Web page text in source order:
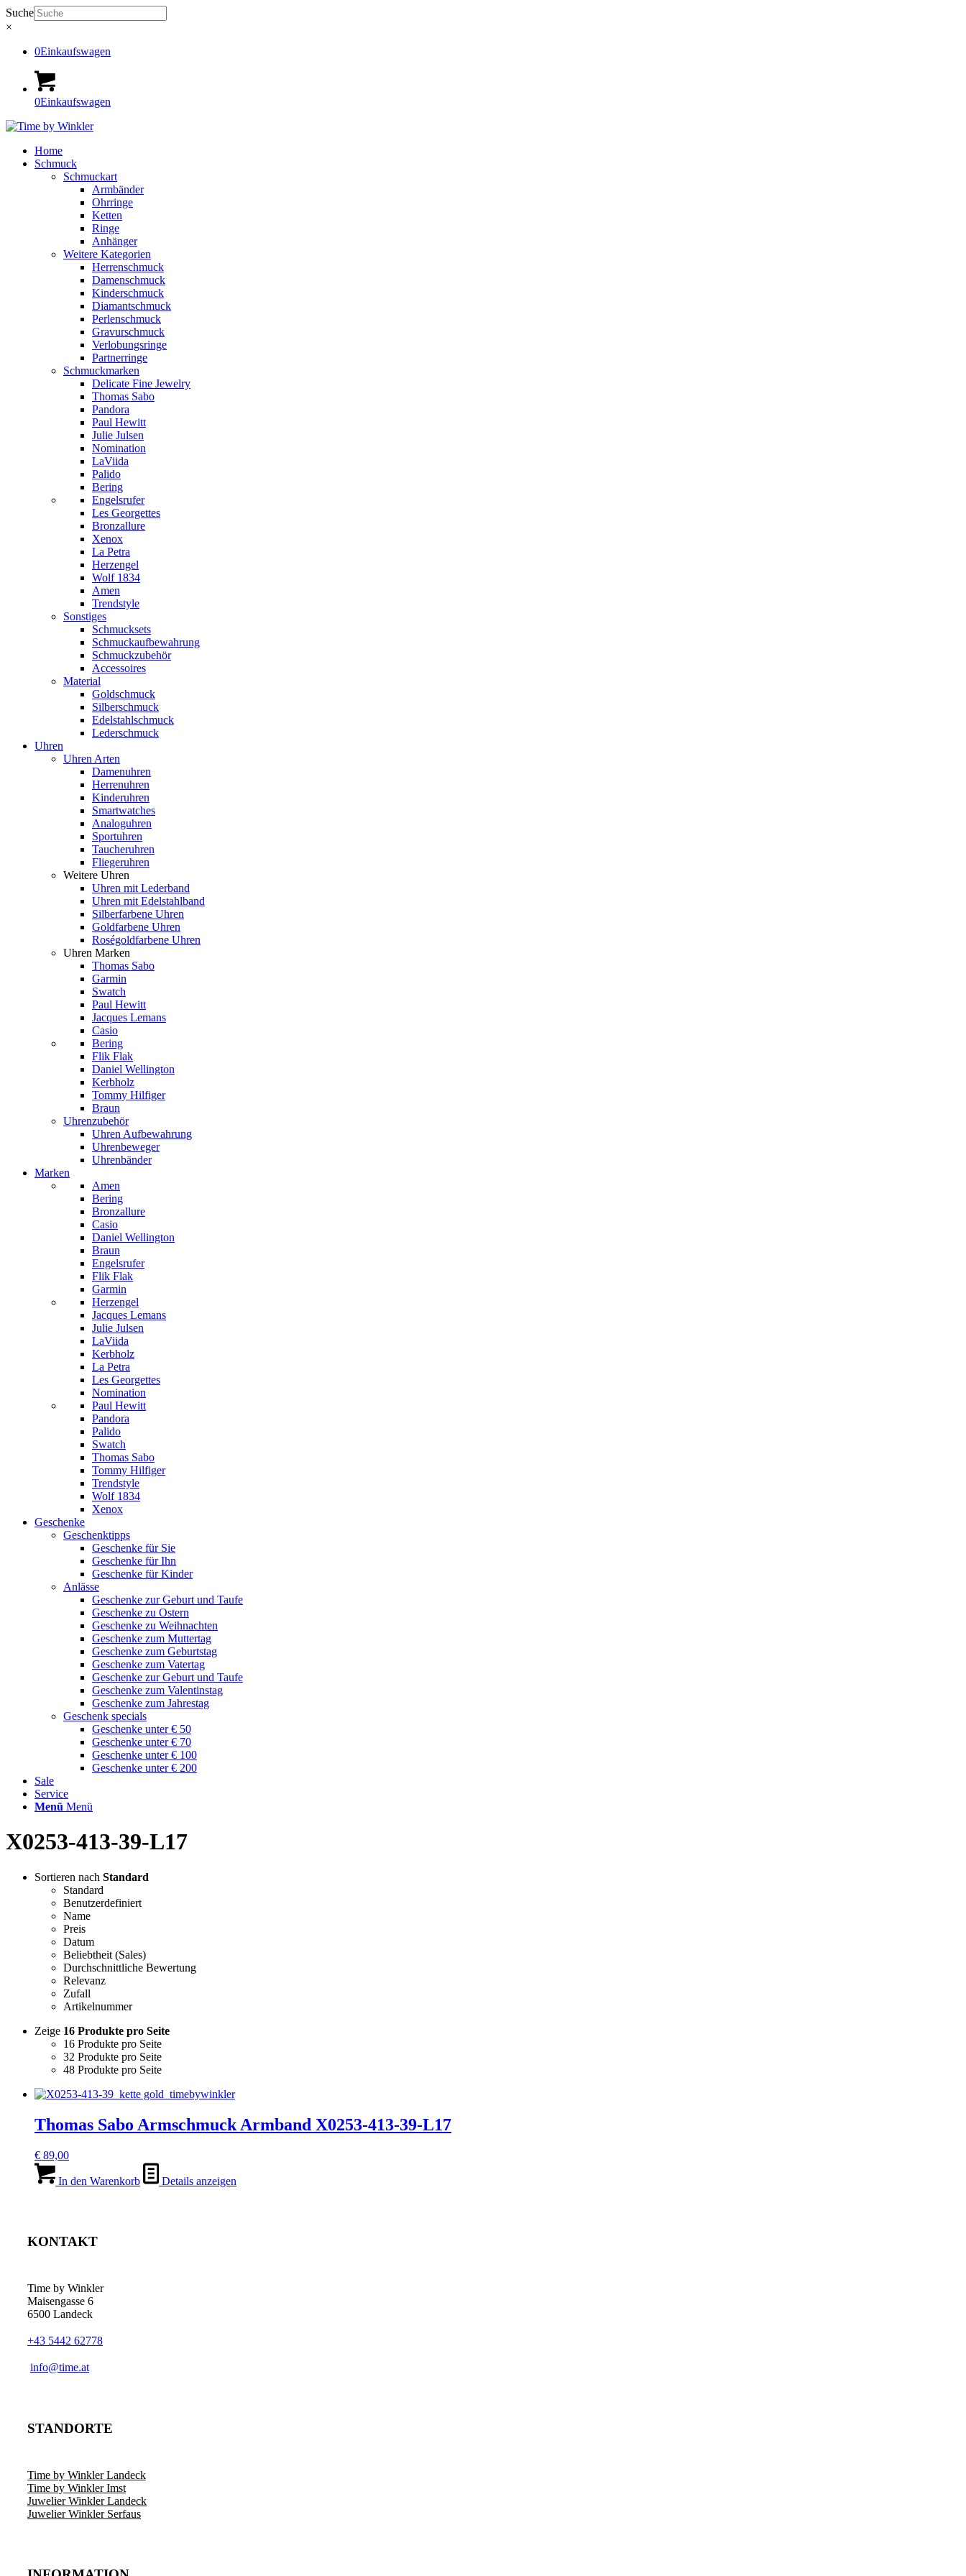
Suche
×
0Einkaufswagen
0Einkaufswagen
Home
Schmuck
Schmuckart
Armbänder
Ohrringe
Ketten
Ringe
Anhänger
Weitere Kategorien
Herrenschmuck
Damenschmuck
Kinderschmuck
Diamantschmuck
Perlenschmuck
Gravurschmuck
Verlobungsringe
Partnerringe
Schmuckmarken
Delicate Fine Jewelry
Thomas Sabo
Pandora
Paul Hewitt
Julie Julsen
Nomination
LaViida
Palido
Bering
Engelsrufer
Les Georgettes
Bronzallure
Xenox
La Petra
Herzengel
Wolf 1834
Amen
Trendstyle
Sonstiges
Schmucksets
Schmuckaufbewahrung
Schmuckzubehör
Accessoires
Material
Goldschmuck
Silberschmuck
Edelstahlschmuck
Lederschmuck
Uhren
Uhren Arten
Damenuhren
Herrenuhren
Kinderuhren
Smartwatches
Analoguhren
Sportuhren
Taucheruhren
Fliegeruhren
Weitere Uhren
Uhren mit Lederband
Uhren mit Edelstahlband
Silberfarbene Uhren
Goldfarbene Uhren
Roségoldfarbene Uhren
Uhren Marken
Thomas Sabo
Garmin
Swatch
Paul Hewitt
Jacques Lemans
Casio
Bering
Flik Flak
Daniel Wellington
Kerbholz
Tommy Hilfiger
Braun
Uhrenzubehör
Uhren Aufbewahrung
Uhrenbeweger
Uhrenbänder
Marken
Amen
Bering
Bronzallure
Casio
Daniel Wellington
Braun
Engelsrufer
Flik Flak
Garmin
Herzengel
Jacques Lemans
Julie Julsen
LaViida
Kerbholz
La Petra
Les Georgettes
Nomination
Paul Hewitt
Pandora
Palido
Swatch
Thomas Sabo
Tommy Hilfiger
Trendstyle
Wolf 1834
Xenox
Geschenke
Geschenktipps
Geschenke für Sie
Geschenke für Ihn
Geschenke für Kinder
Anlässe
Geschenke zur Geburt und Taufe
Geschenke zu Ostern
Geschenke zu Weihnachten
Geschenke zum Muttertag
Geschenke zum Geburtstag
Geschenke zum Vatertag
Geschenke zur Geburt und Taufe
Geschenke zum Valentinstag
Geschenke zum Jahrestag
Geschenk specials
Geschenke unter € 50
Geschenke unter € 70
Geschenke unter € 100
Geschenke unter € 200
Sale
Service
Menü Menü
X0253-413-39-L17
Sortieren nach Standard
Standard
Benutzerdefiniert
Name
Preis
Datum
Beliebtheit (Sales)
Durchschnittliche Bewertung
Relevanz
Zufall
Artikelnummer
Zeige 16 Produkte pro Seite
16 Produkte pro Seite
32 Produkte pro Seite
48 Produkte pro Seite
Thomas Sabo Armschmuck Armband X0253-413-39-L17
€ 89,00
In den Warenkorb Details anzeigen
KONTAKT
Time by Winkler
Maisengasse 6
6500 Landeck
+43 5442 62778
­info@time.at
STANDORTE
Time by Winkler Landeck
Time by Winkler Imst
Juwelier Winkler Landeck
Juwelier Winkler Serfaus